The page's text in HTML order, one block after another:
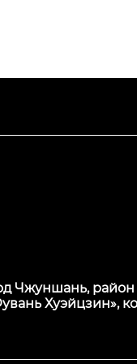
Чжуншань,
Хуэйцзин»,